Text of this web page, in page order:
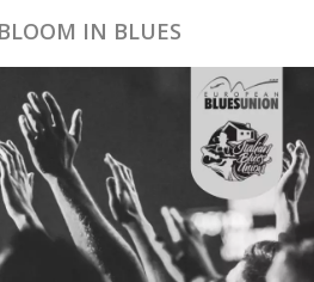
IN BLUES